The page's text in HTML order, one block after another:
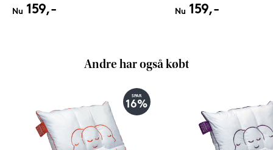
Nu 159,- Nu 159,-
Andre har også købt
SPAR
16%